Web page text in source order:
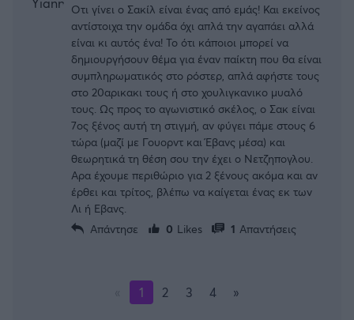
Οτι γίνει ο Σακίλ είναι ένας από εμάς! Και εκείνος
αντίστοιχα την ομάδα όχι απλά την αγαπάει αλλά
είναι κι αυτός ένα! Το ότι κάποιοι μπορεί να
δημιουργήσουν θέμα για έναν παίκτη που θα είναι
συμπληρωματικός στο ρόστερ, απλά αφήστε τους
στο 20αρικακι τους ή στο χουλιγκανικο μυαλό
τους. Ως προς το αγωνιστικό σκέλος, ο Σακ είναι
7ος ξένος αυτή τη στιγμή, αν φύγει πάμε στους 6
τώρα (μαζί με Γουορντ και Έβανς μέσα) και
θεωρητικά τη θέση σου την έχει ο Νετζηπογλου.
Αρα έχουμε περιθώριο για 2 ξένους ακόμα και αν
έρθει και τρίτος, βλέπω να καίγεται ένας εκ των
Λι ή Εβανς.
Απάντησε
0 Likes 1 Απαντήσεις
1 2 3 4 »